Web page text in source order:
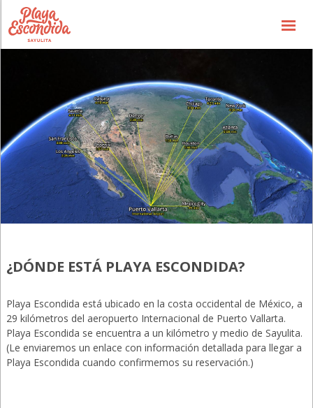
Ofertas Especiales
el Concepto
el Hotel
la Experiencia
Galería
Info General
(866) 636-7700
+52 (331) 930-4894
¿DÓNDE ESTÁ PLAYA ESCONDIDA?
Playa Escondida está ubicado en la costa occidental de México, a
29 kilómetros del aeropuerto Internacional de Puerto Vallarta.
Playa Escondida se encuentra a un kilómetro y medio de Sayulita.
(Le enviaremos un enlace con información detallada para llegar a
Playa Escondida cuando confirmemos su reservación.)